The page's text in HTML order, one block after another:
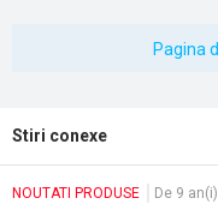
Pagina
Stiri conexe
NOUTATI PRODUSE De 9 an(i)